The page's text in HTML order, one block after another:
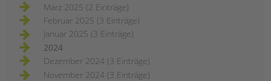
März 2025 (2 Einträge)
Februar 2025 (3 Einträge)
Januar 2025 (3 Einträge)
2024
Dezember 2024 (3 Einträge)
November 2024 (3 Einträge)